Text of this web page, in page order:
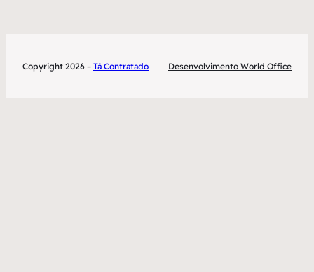
Copyright 2026 – Tá Contratado Desenvolvimento World Office